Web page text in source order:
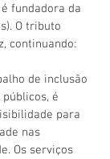
fundadora da
O tributo
continuando:
de inclusão
é
para
nas
Os serviços